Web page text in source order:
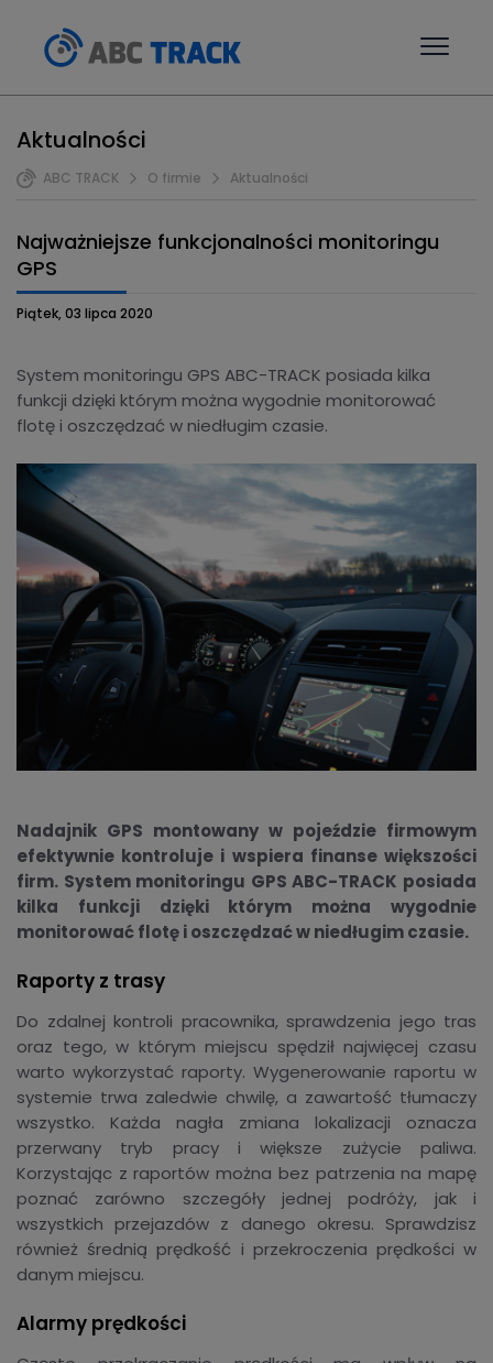
Aktualności
ABC TRACK O firmie Aktualności
Najważniejsze funkcjonalności monitoringu
GPS
Piątek, 03 lipca 2020
System monitoringu GPS ABC-TRACK posiada kilka
funkcji dzięki którym można wygodnie monitorować
flotę i oszczędzać w niedługim czasie.
Nadajnik GPS montowany w pojeździe firmowym
efektywnie kontroluje i wspiera finanse większości
firm. System monitoringu GPS ABC-TRACK posiada
kilka funkcji dzięki którym można wygodnie
monitorować flotę i oszczędzać w niedługim czasie.
Raporty z trasy
Do zdalnej kontroli pracownika, sprawdzenia jego tras
oraz tego, w którym miejscu spędził najwięcej czasu
warto wykorzystać raporty. Wygenerowanie raportu w
systemie trwa zaledwie chwilę, a zawartość tłumaczy
wszystko. Każda nagła zmiana lokalizacji oznacza
przerwany tryb pracy i większe zużycie paliwa.
Korzystając z raportów można bez patrzenia na mapę
poznać zarówno szczegóły jednej podróży, jak i
wszystkich przejazdów z danego okresu. Sprawdzisz
również średnią prędkość i przekroczenia prędkości w
danym miejscu.
Alarmy prędkości